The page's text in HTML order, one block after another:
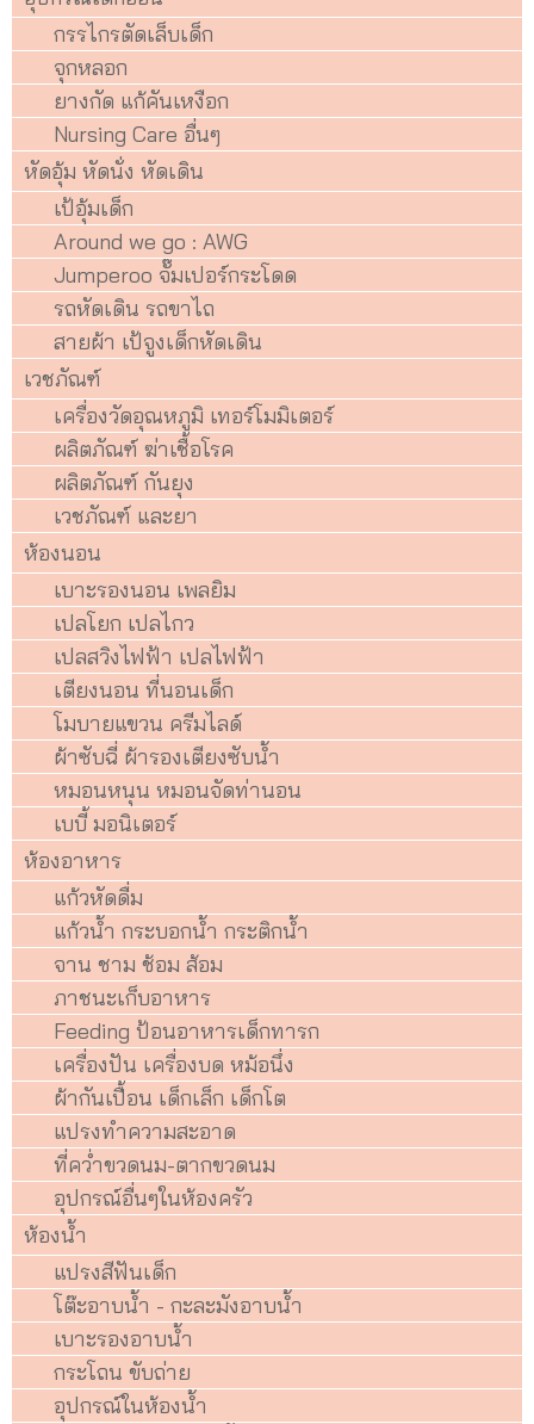
กรรไกรตัดเล็บเด็ก
จุกหลอก
ยางกัด แก้คันเหงือก
Nursing Care อื่นๆ
หัดอุ้ม หัดนั่ง หัดเดิน
เป้อุ้มเด็ก
Around we go : AWG
Jumperoo จั๊มเปอร์กระโดด
รถหัดเดิน รถขาไถ
สายผ้า เป้จูงเด็กหัดเดิน
เวชภัณฑ์
เครื่องวัดอุณหภูมิ เทอร์โมมิเตอร์
ผลิตภัณฑ์ ฆ่าเชื้อโรค
ผลิตภัณฑ์ กันยุง
เวชภัณฑ์ และยา
ห้องนอน
เบาะรองนอน เพลยิม
เปลโยก เปลไกว
เปลสวิงไฟฟ้า เปลไฟฟ้า
เตียงนอน ที่นอนเด็ก
โมบายแขวน ครีมไลด์
ผ้าซับฉี่ ผ้ารองเตียงซับน้ำ
หมอนหนุน หมอนจัดท่านอน
เบบี้ มอนิเตอร์
ห้องอาหาร
แก้วหัดดื่ม
แก้วน้ำ กระบอกน้ำ กระติกน้ำ
จาน ชาม ช้อม ส้อม
ภาชนะเก็บอาหาร
Feeding ป้อนอาหารเด็กทารก
เครื่องปัน เครื่องบด หม้อนึ่ง
ผ้ากันเปื้อน เด็กเล็ก เด็กโต
แปรงทำความสะอาด
ที่คว่ำขวดนม-ตากขวดนม
อุปกรณ์อื่นๆในห้องครัว
ห้องน้ำ
แปรงสีฟันเด็ก
โต๊ะอาบน้ำ - กะละมังอาบน้ำ
เบาะรองอาบน้ำ
กระโถน ขับถ่าย
อุปกรณ์ในห้องน้ำ